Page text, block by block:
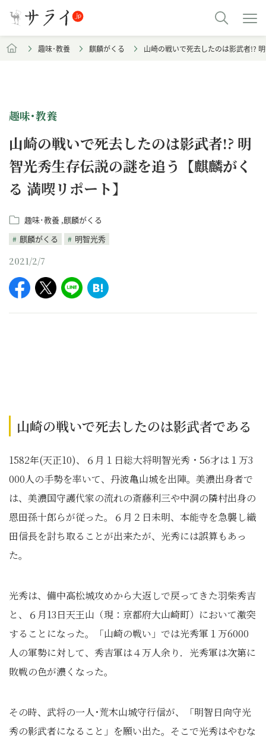
趣味･教養 麒麟がくる 山崎の戦いで死去したのは影武者!?
趣味･教養
山崎の戦いで死去したのは影武者!? 明
智光秀生存伝説の謎を追う【麒麟がく
る 満喫リポート】
趣味･教養 麒麟がくる
麒麟がくる
明智光秀
2021/2/7
山崎の戦いで死去したのは影武者である
1582年(天正10)、６月１日総大将明智光秀・56才は１万3
000人の手勢を率いて、丹波亀山城を出陣。美濃出身者で
は、美濃国守護代家の流れの斎藤利三や中洞の隣村出身の
恩田孫十郎らが従った。６月２日未明、本能寺を急襲し織
田信長を討ち取ることが出来たが、光秀には誤算もあっ
た。
光秀は、備中高松城攻めから大返しで戻ってきた羽柴秀吉
と、６月13日天王山（現：京都府大山崎町）において激突
することになった。「山崎の戦い」では光秀軍１万6000
人の軍勢に対して、秀吉軍は４万人余り．光秀軍は次第に
敗戦の色が濃くなった。
その時、武将の一人･荒木山城守行信が、「明智日向守光
秀の影武者になること」を願い出た。そこで光秀はやむな